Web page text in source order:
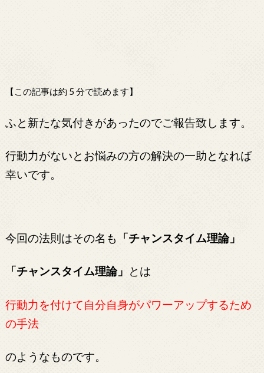
【この記事は約 5 分で読めます】
ふと新たな気付きがあったのでご報告致します。
行動力がないとお悩みの方の解決の一助となれば
幸いです。
今回の法則はその名も 「チャンスタイム理論」
「チャンスタイム理論」 とは
行動力を付けて自分自身がパワーアップするため
の手法
のようなものです。